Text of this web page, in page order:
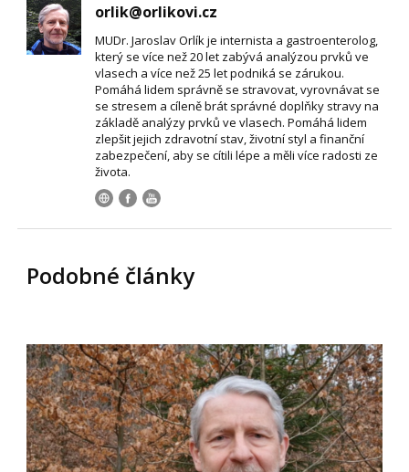
orlik@orlikovi.cz
MUDr. Jaroslav Orlík je internista a gastroenterolog,
který se více než 20 let zabývá analýzou prvků ve
vlasech a více než 25 let podniká se zárukou.
Pomáhá lidem správně se stravovat, vyrovnávat se
se stresem a cíleně brát správné doplňky stravy na
základě analýzy prvků ve vlasech. Pomáhá lidem
zlepšit jejich zdravotní stav, životní styl a finanční
zabezpečení, aby se cítili lépe a měli více radosti ze
života.
Podobné články